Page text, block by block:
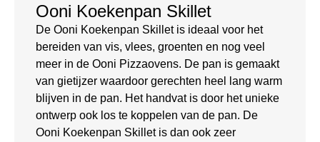
Ooni Koekenpan Skillet
De Ooni Koekenpan Skillet is ideaal voor het
bereiden van vis, vlees, groenten en nog veel
meer in de Ooni Pizzaovens. De pan is gemaakt
van gietijzer waardoor gerechten heel lang warm
blijven in de pan. Het handvat is door het unieke
ontwerp ook los te koppelen van de pan. De
Ooni Koekenpan Skillet is dan ook zeer